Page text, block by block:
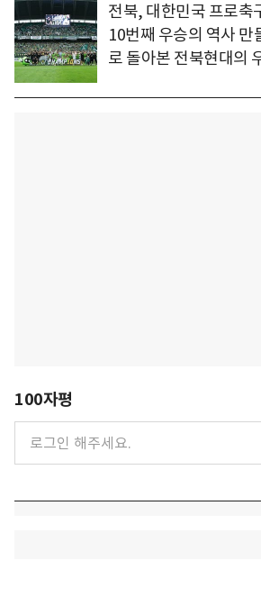
전북, 대한민국 프로축
10번째 우승의 역사 만
로 돌아본 전북현대의
100자평